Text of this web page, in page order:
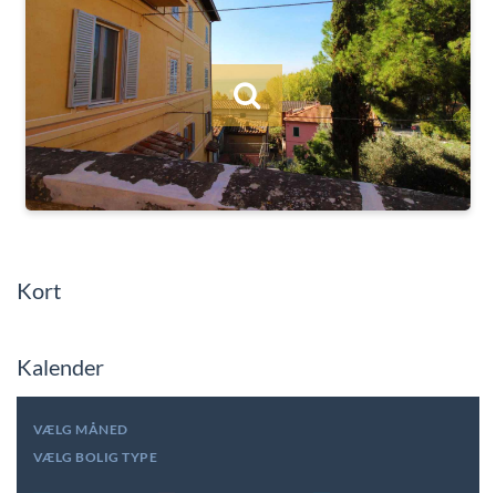
Kort
Kalender
VÆLG MÅNED
VÆLG BOLIG TYPE